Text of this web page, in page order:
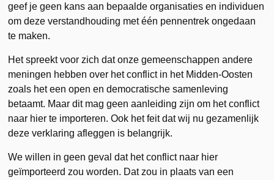
geef je geen kans aan bepaalde organisaties en individuen
om deze verstandhouding met één pennentrek ongedaan
te maken.
Het spreekt voor zich dat onze gemeenschappen andere
meningen hebben over het conflict in het Midden-Oosten
zoals het een open en democratische samenleving
betaamt. Maar dit mag geen aanleiding zijn om het conflict
naar hier te importeren. Ook het feit dat wij nu gezamenlijk
deze verklaring afleggen is belangrijk.
We willen in geen geval dat het conflict naar hier
geïmporteerd zou worden. Dat zou in plaats van een